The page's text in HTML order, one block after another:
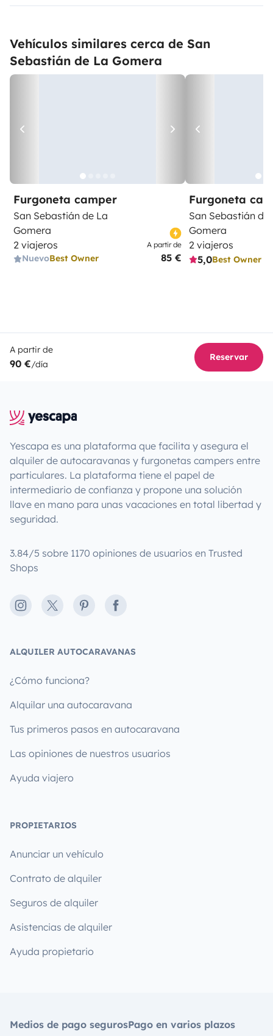
Vehículos similares cerca de San
Sebastián de La Gomera
Furgoneta camper
San Sebastián de La
Gomera
2 viajeros
NuevoBest Owner
A partir de
85 €
Furgoneta
San Sebastián de
Gomera
2 viajeros
5,0Best Owner
A partir de
90 €/día
Reservar
Yescapa es una plataforma que facilita y asegura el
alquiler de autocaravanas y furgonetas campers entre
particulares. La plataforma tiene el papel de
intermediario de confianza y propone una solución
llave en mano para unas vacaciones en total libertad y
seguridad.
3.84/5 sobre 1170 opiniones de usuarios en Trusted
Shops
Instagram
X PinterestFacebook
ALQUILER AUTOCARAVANAS
¿Cómo funciona?
Alquilar una autocaravana
Tus primeros pasos en autocaravana
Las opiniones de nuestros usuarios
Ayuda viajero
PROPIETARIOS
Anunciar un vehículo
Contrato de alquiler
Seguros de alquiler
Asistencias de alquiler
Ayuda propietario
Medios de pago segurosPago en varios plazos